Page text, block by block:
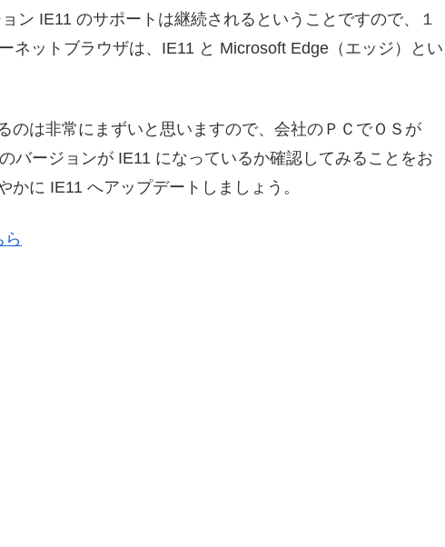
ン IE11 のサポートは継続されるということですので、１
ネットブラウザは、IE11 と Microsoft Edge（エッジ）とい
のは非常にまずいと思いますので、会社のＰＣでＯＳが
バージョンが IE11 になっているか確認してみることをお
に IE11 へアップデートしましょう。
ら